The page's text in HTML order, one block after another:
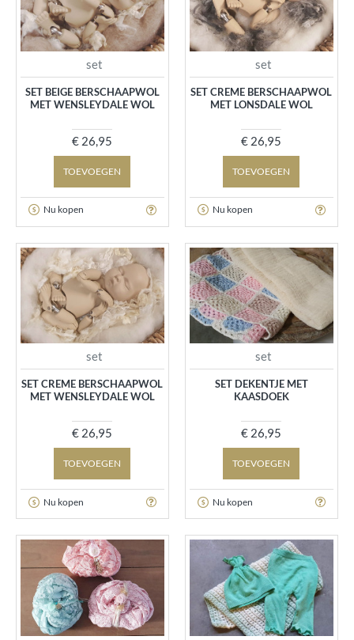
set
SET BEIGE BERSCHAAPWOL
MET WENSLEYDALE WOL
€ 26,95
TOEVOEGEN
Nu kopen
set
SET CREME BERSCHAAPWOL
MET LONSDALE WOL
€ 26,95
TOEVOEGEN
Nu kopen
set
SET CREME BERSCHAAPWOL
MET WENSLEYDALE WOL
€ 26,95
TOEVOEGEN
Nu kopen
set
SET DEKENTJE MET
KAASDOEK
€ 26,95
TOEVOEGEN
Nu kopen